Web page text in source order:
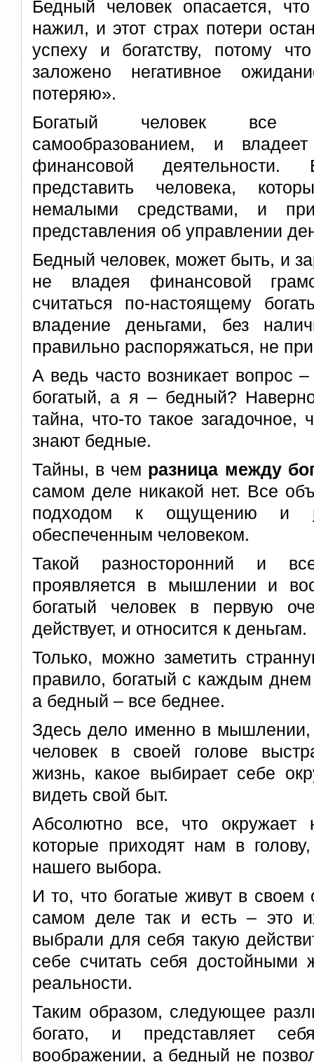
Бедный человек опасается,
нажил, и этот страх потери
успеху и богатству, потому
заложено негативное
потеряю».
Богатый человек все
самообразованием, и
финансовой
представить человека,
немалыми средствами, и
представления об управлении
Бедный человек, может быть, и
не владея финансовой
считаться по-настоящему
владение деньгами, без
правильно распоряжаться, не
А ведь часто возникает вопрос
богатый, а я – бедный?
тайна, что-то такое загадочное,
знают бедные.
Тайны, в чем разница между
самом деле никакой нет. Все
подходом к ощущению и
обеспеченным человеком.
Такой разносторонний и
проявляется в мышлении и
богатый человек в первую
действует, и относится к деньгам.
Только, можно заметить
правило, богатый с каждым днем
а бедный – все беднее.
Здесь дело именно в
человек в своей голове
жизнь, какое выбирает себе
видеть свой быт.
Абсолютно все, что
которые приходят нам в
нашего выбора.
И то, что богатые живут в
самом деле так и есть – это
выбрали для себя такую
себе считать себя достойными
реальности.
Таким образом, следующее
богато, и представляет
воображении, а бедный не